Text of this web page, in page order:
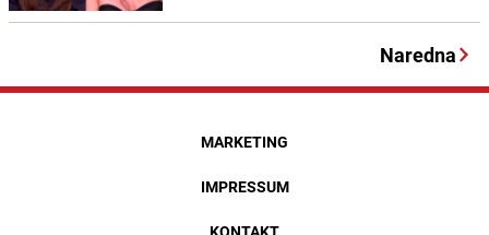
Naredna
MARKETING
IMPRESSUM